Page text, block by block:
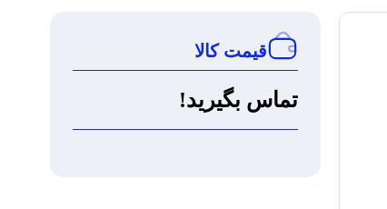
قیمت کالا
تماس بگیرید!